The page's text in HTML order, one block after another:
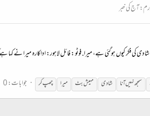
آج کی خبر
كی فكر كيوں ہوگئی ہے، میرا. فوٹو : فائل لاہور: اداکارہ میرا نے
سمجھ نہیں آنا شادی مہیش بٹ میرا چھپ کر جوابات: 0